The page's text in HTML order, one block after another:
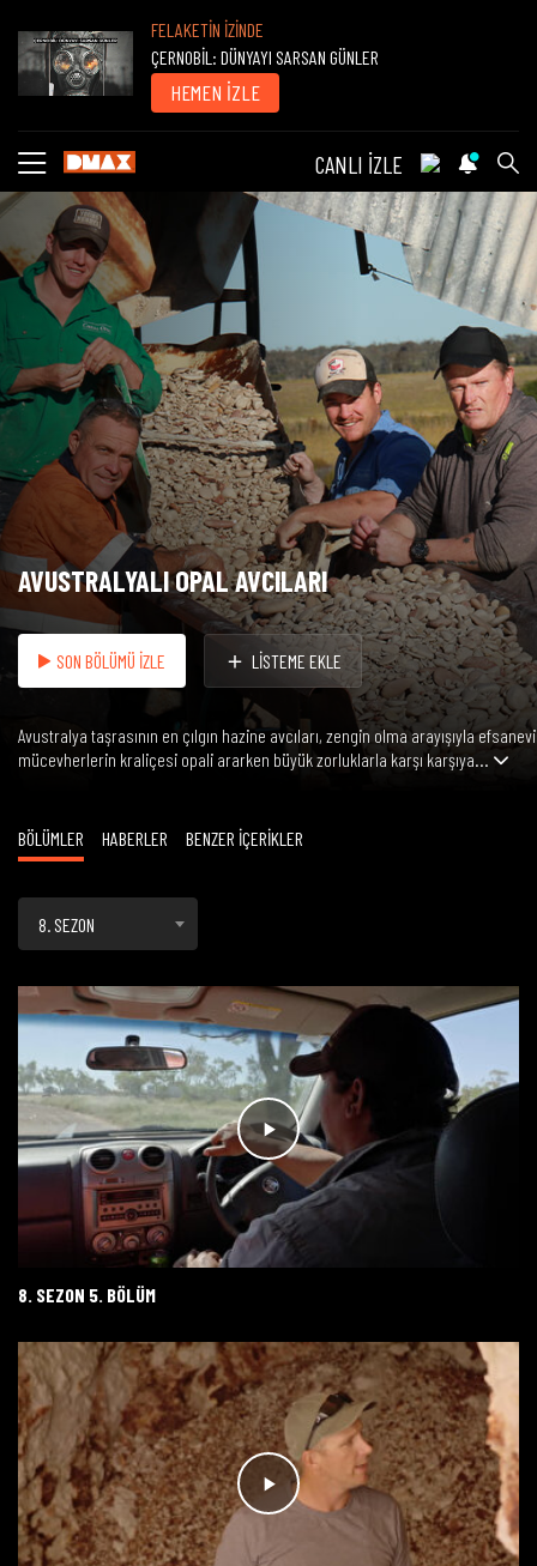
FELAKETİN İZİNDE
ÇERNOBİL: DÜNYAYI SARSAN GÜNLER
HEMEN İZLE
CANLI İZLE
AVUSTRALYALI OPAL AVCILARI
SON BÖLÜMÜ İZLE LİSTEME EKLE
Avustralya taşrasının en çılgın hazine avcıları, zengin olma arayışıyla efsanevi
mücevherlerin kraliçesi opali ararken büyük zorluklarla karşı karşıya...
BÖLÜMLER HABERLER BENZER İÇERİKLER
8. SEZON
8. SEZON 5. BÖLÜM